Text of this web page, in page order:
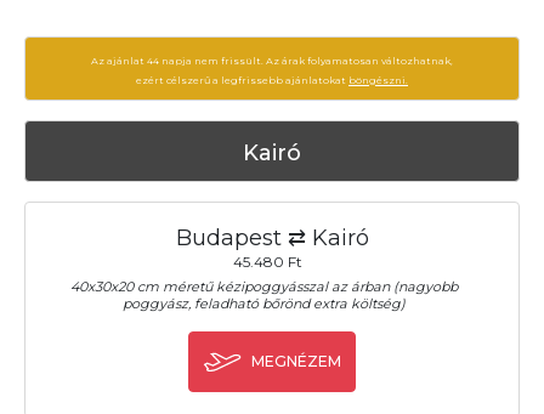
Az ajánlat 44 napja nem frissült. Az árak folyamatosan változhatnak,
ezért célszerű a legfrissebb ajánlatokat böngészni.
Kairó
Budapest ⇄ Kairó
45.480 Ft
40x30x20 cm méretű kézipoggyásszal az árban (nagyobb
poggyász, feladható bőrönd extra költség)
MEGNÉZEM